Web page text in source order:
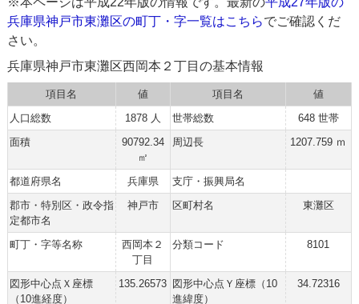
兵庫県神戸市東灘区の町丁・字一覧はこちらでご確認くだ
さい。
兵庫県神戸市東灘区西岡本２丁目の基本情報
項目名 値 項目名
値
人口総数
1878 人 世帯総数
648 世帯
面積
90792.34
㎡
周辺長 1207.759 ｍ
都道府県名 兵庫県
支庁・振興局名
郡市・特別区・政令指
定都市名
神戸市 区町村名 東灘区
町丁・字等名称
西岡本２
丁目
分類コード 8101
図形中心点Ｘ座標
（10進経度）
135.26573 図形中心点Ｙ座標（10
進緯度）
34.72316